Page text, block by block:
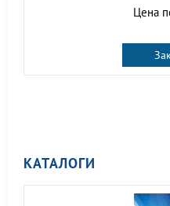
Цена
КАТАЛОГИ